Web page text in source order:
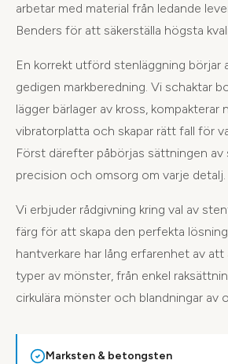
arbetar med material från ledande
Benders för att säkerställa högsta
En korrekt utförd stenläggning börjar
gedigen markberedning. Vi schaktar
lägger bärlager av kross, kompakterar
vibratorplatta och skapar rätt fall för
Först därefter påbörjas sättningen av
precision och omsorg om varje detalj.
Vi erbjuder rådgivning kring val av
färg för att skapa den perfekta
hantverkare har lång erfarenhet av att
typer av mönster, från enkel
cirkulära mönster och blandningar av
Marksten & betongsten